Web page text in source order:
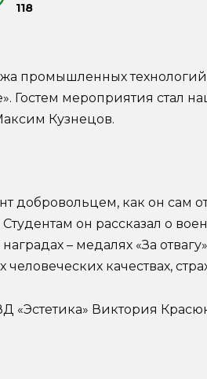
118
промышленных
Гостем мероприятия стал
Кузнецов.
добровольцем, как он сам
он рассказал о
– медалях «За
качествах,
«Эстетика» Виктория